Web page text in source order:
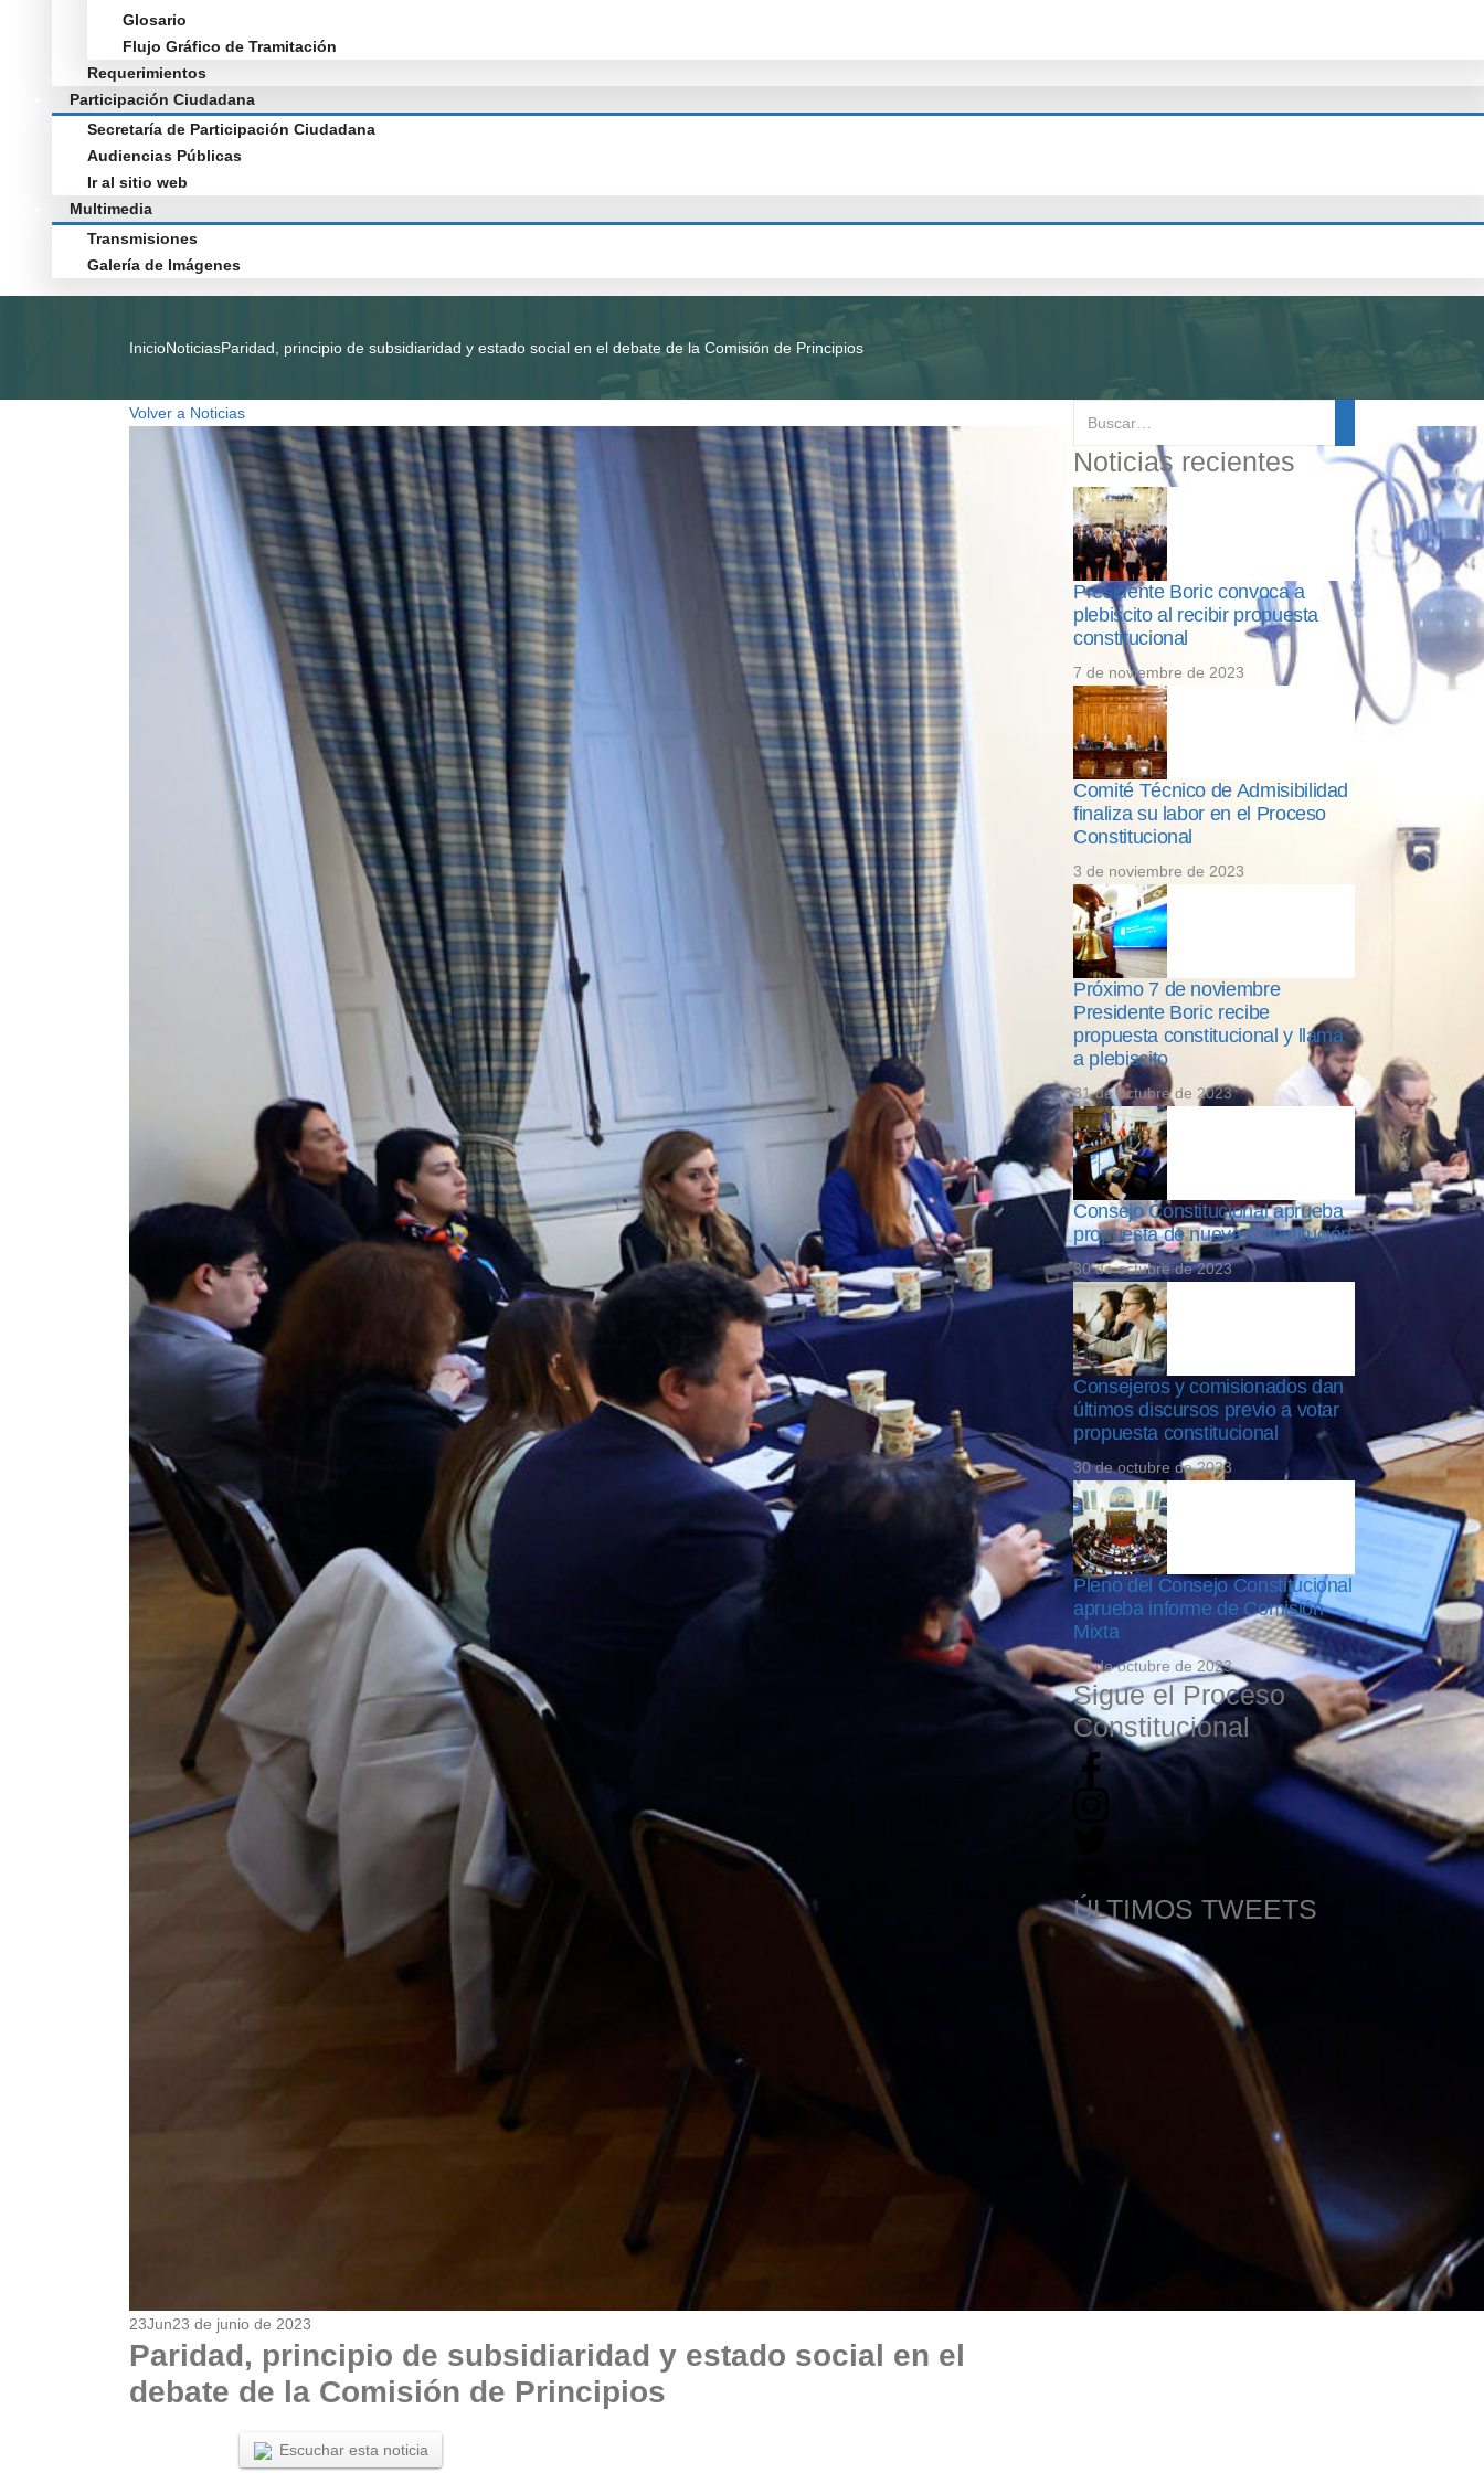
Glosario
Flujo Gráfico de Tramitación
Requerimientos
Participación Ciudadana
Secretaría de Participación Ciudadana
Audiencias Públicas
Ir al sitio web
Multimedia
Transmisiones
Galería de Imágenes
InicioNoticiasParidad, principio de subsidiaridad y estado social en el debate de la Comisión de Principios
Volver a Noticias
23Jun23 de junio de 2023
Paridad, principio de subsidiaridad y estado social en el
debate de la Comisión de Principios
Escuchar esta noticia
Noticias recientes
Presidente Boric convoca a
plebiscito al recibir propuesta
constitucional
7 de noviembre de 2023
Comité Técnico de Admisibilidad
finaliza su labor en el Proceso
Constitucional
3 de noviembre de 2023
Próximo 7 de noviembre
Presidente Boric recibe
propuesta constitucional y llama
a plebiscito
31 de octubre de 2023
Consejo Constitucional aprueba
propuesta de nueva Constitución
30 de octubre de 2023
Consejeros y comisionados dan
últimos discursos previo a votar
propuesta constitucional
30 de octubre de 2023
Pleno del Consejo Constitucional
aprueba informe de Comisión
Mixta
23 de octubre de 2023
Sigue el Proceso
Constitucional
ÚLTIMOS TWEETS